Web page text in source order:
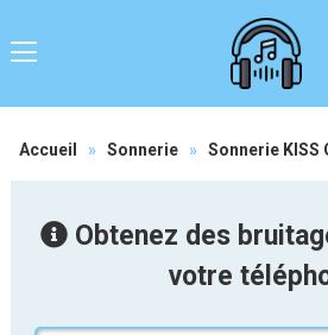
Accueil » Sonnerie » Sonnerie KISS
Obtenez des
votre